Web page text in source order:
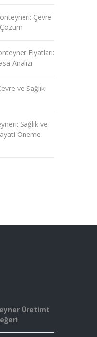
Çevre
Fiyatları:
Analizi
ve Sağlık
Sağlık ve
Öneme
Üretimi: